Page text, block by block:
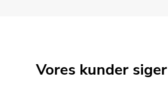
Vores kunder siger